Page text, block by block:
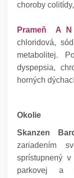
choroby
Prameň A
chloridová,
metabolitej.
dyspepsia,
horných
Okolie
Skanzen
zariadením
sprístupnený
parkovej a